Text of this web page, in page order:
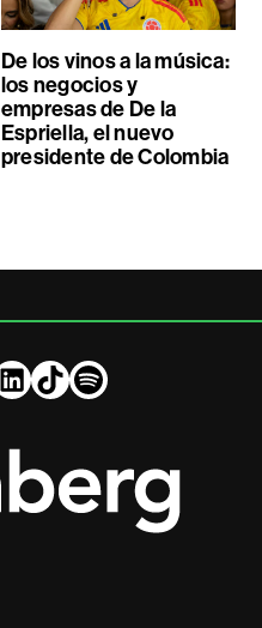
De los vinos a la música:
los negocios y
empresas de De la
Espriella, el nuevo
presidente de Colombia